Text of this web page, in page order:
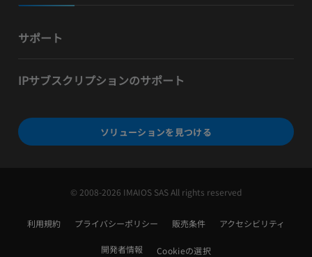
サポート
IPサブスクリプションのサポート
ソリューションを見つける
© 2008-2026 IMAIOS SAS All rights reserved
利用規約 プライバシーポリシー 販売条件 アクセシビリティ
開発者情報 Cookieの選択